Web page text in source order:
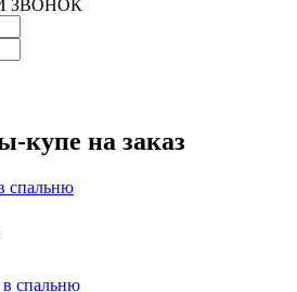
ЗВОНОК
купе на заказ
спальню
спальню